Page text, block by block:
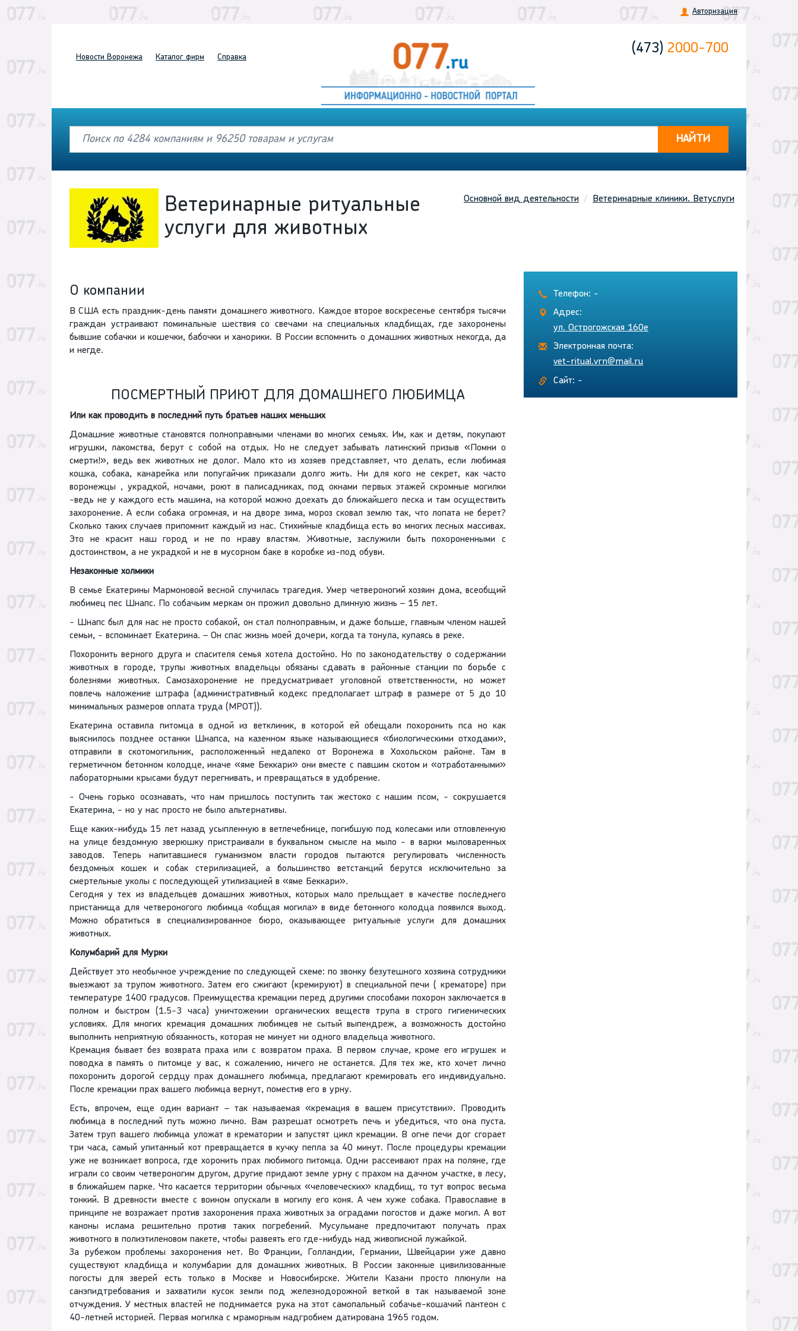
Авторизация
Новости Воронежа Каталог фирм Справка
(473) 2000-700
НАЙТИ
Основной вид деятельности Ветеринарные клиники. Ветуслуги
Ветеринарные ритуальные
услуги для животных
О компании
В США есть праздник-день памяти домашнего животного. Каждое второе воскресенье сентября тысячи
граждан устраивают поминальные шествия со свечами на специальных кладбищах, где захоронены
бывшие собачки и кошечки, бабочки и ханорики. В России вспомнить о домашних животных некогда, да
и негде.
ПОСМЕРТНЫЙ ПРИЮТ ДЛЯ ДОМАШНЕГО ЛЮБИМЦА
Или как проводить в последний путь братьев наших меньших
Домашние животные становятся полноправными членами во многих семьях. Им, как и детям, покупают
игрушки, лакомства, берут с собой на отдых. Но не следует забывать латинский призыв «Помни о
смерти!», ведь век животных не долог. Мало кто из хозяев представляет, что делать, если любимая
кошка, собака, канарейка или попугайчик приказали долго жить. Ни для кого не секрет, как часто
воронежцы , украдкой, ночами, роют в палисадниках, под окнами первых этажей скромные могилки
-ведь не у каждого есть машина, на которой можно доехать до ближайшего леска и там осуществить
захоронение. А если собака огромная, и на дворе зима, мороз сковал землю так, что лопата не берет?
Сколько таких случаев припомнит каждый из нас. Стихийные кладбища есть во многих лесных массивах.
Это не красит наш город и не по нраву властям. Животные, заслужили быть похороненными с
достоинством, а не украдкой и не в мусорном баке в коробке из-под обуви.
Незаконные холмики
В семье Екатерины Мармоновой весной случилась трагедия. Умер четвероногий хозяин дома, всеобщий
любимец пес Шнапс. По собачьим меркам он прожил довольно длинную жизнь – 15 лет.
- Шнапс был для нас не просто собакой, он стал полноправным, и даже больше, главным членом нашей
семьи, - вспоминает Екатерина. – Он спас жизнь моей дочери, когда та тонула, купаясь в реке.
Похоронить верного друга и спасителя семья хотела достойно. Но по законодательству о содержании
животных в городе, трупы животных владельцы обязаны сдавать в районные станции по борьбе с
болезнями животных. Самозахоронение не предусматривает уголовной ответственности, но может
повлечь наложение штрафа (административный кодекс предполагает штраф в размере от 5 до 10
минимальных размеров оплата труда (МРОТ)).
Екатерина оставила питомца в одной из ветклиник, в которой ей обещали похоронить пса но как
выяснилось позднее останки Шнапса, на казенном языке называющиеся «биологическими отходами»,
отправили в скотомогильник, расположенный недалеко от Воронежа в Хохольском районе. Там в
герметичном бетонном колодце, иначе «яме Беккари» они вместе с павшим скотом и «отработанными»
лабораторными крысами будут перегнивать, и превращаться в удобрение.
- Очень горько осознавать, что нам пришлось поступить так жестоко с нашим псом, - сокрушается
Екатерина, - но у нас просто не было альтернативы.
Еще каких-нибудь 15 лет назад усыпленную в ветлечебнице, погибшую под колесами или отловленную
на улице бездомную зверюшку пристраивали в буквальном смысле на мыло - в варки мыловаренных
заводов. Теперь напитавшиеся гуманизмом власти городов пытаются регулировать численность
бездомных кошек и собак стерилизацией, а большинство ветстанций берутся исключительно за
смертельные уколы с последующей утилизацией в «яме Беккари».
Сегодня у тех из владельцев домашних животных, которых мало прельщает в качестве последнего
пристанища для четвероногого любимца «общая могила» в виде бетонного колодца появился выход.
Можно обратиться в специализированное бюро, оказывающее ритуальные услуги для домашних
животных.
Колумбарий для Мурки
Действует это необычное учреждение по следующей схеме: по звонку безутешного хозяина сотрудники
выезжают за трупом животного. Затем его сжигают (кремируют) в специальной печи ( крематоре) при
температуре 1400 градусов. Преимущества кремации перед другими способами похорон заключается в
полном и быстром (1.5-3 часа) уничтожении органических веществ трупа в строго гигиенических
условиях. Для многих кремация домашних любимцев не сытый выпендреж, а возможность достойно
выполнить неприятную обязанность, которая не минует ни одного владельца животного.
Кремация бывает без возврата праха или с возвратом праха. В первом случае, кроме его игрушек и
поводка в память о питомце у вас, к сожалению, ничего не останется. Для тех же, кто хочет лично
похоронить дорогой сердцу прах домашнего любимца, предлагают кремировать его индивидуально.
После кремации прах вашего любимца вернут, поместив его в урну.
Есть, впрочем, еще один вариант – так называемая «кремация в вашем присутствии». Проводить
любимца в последний путь можно лично. Вам разрешат осмотреть печь и убедиться, что она пуста.
Затем труп вашего любимца уложат в крематории и запустят цикл кремации. В огне печи дог сгорает
три часа, самый упитанный кот превращается в кучку пепла за 40 минут. После процедуры кремации
уже не возникает вопроса, где хоронить прах любимого питомца. Одни рассеивают прах на поляне, где
играли со своим четвероногим другом, другие придают земле урну с прахом на дачном участке, в лесу,
в ближайшем парке. Что касается территории обычных «человеческих» кладбищ, то тут вопрос весьма
тонкий. В древности вместе с воином опускали в могилу его коня. А чем хуже собака. Православие в
принципе не возражает против захоронения праха животных за оградами погостов и даже могил. А вот
каноны ислама решительно против таких погребений. Мусульмане предпочитают получать прах
животного в полиэтиленовом пакете, чтобы развеять его где-нибудь над живописной лужайкой.
За рубежом проблемы захоронения нет. Во Франции, Голландии, Германии, Швейцарии уже давно
существуют кладбища и колумбарии для домашних животных. В России законные цивилизованные
погосты для зверей есть только в Москве и Новосибирске. Жители Казани просто плюнули на
санэпидтребования и захватили кусок земли под железнодорожной веткой в так называемой зоне
отчуждения. У местных властей не поднимается рука на этот самопальный собачье-кошачий пантеон с
40-летней историей. Первая могилка с мраморным надгробием датирована 1965 годом.
Телефон: -
Адрес:
ул. Острогожская 160е
Электронная почта:
vet-ritual.vrn@mail.ru
Сайт: -